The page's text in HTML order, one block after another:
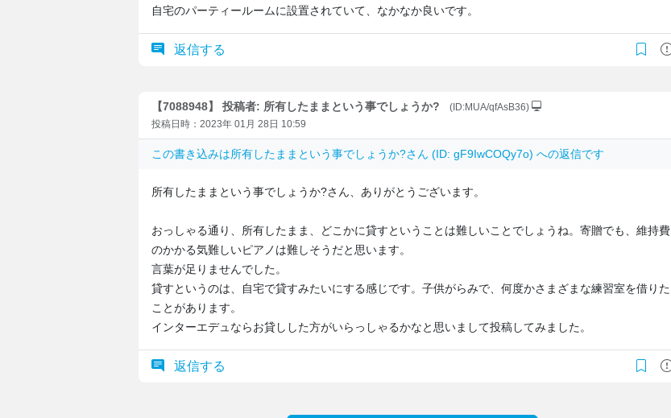
自宅のパーティールームに設置されていて、なかなか良いです。
返信する
【7088948】 投稿者: 所有したままという事でしょうか?
(ID:MUA/qfAsB36)
投稿日時：2023年 01月 28日 10:59
この書き込みは所有したままという事でしょうか?さん (ID: gF9IwCOQy7o) への返信です
所有したままという事でしょうか?さん、ありがとうございます。
おっしゃる通り、所有したまま、どこかに貸すということは難しいことでしょうね。寄贈でも、維持費
のかかる気難しいピアノは難しそうだと思います。
言葉が足りませんでした。
貸すというのは、自宅で貸すみたいにする感じです。子供がらみで、何度かさまざまな練習室を借りた
ことがあります。
インターエデュならお貸しした方がいらっしゃるかなと思いまして投稿してみました。
返信する